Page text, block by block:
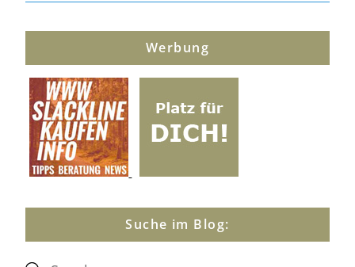
Werbung
Suche im Blog: